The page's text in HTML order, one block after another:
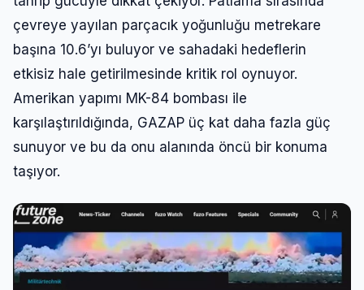
çevreye yayılan parçacık yoğunluğu metrekare
başına 10.6’yı buluyor ve sahadaki hedeflerin
etkisiz hale getirilmesinde kritik rol oynuyor.
Amerikan yapımı MK-84 bombası ile
karşılaştırıldığında, GAZAP üç kat daha fazla güç
sunuyor ve bu da onu alanında öncü bir konuma
taşıyor.